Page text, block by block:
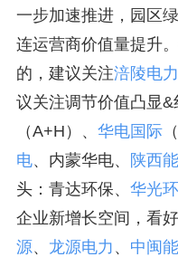
一步加速推进，园区
连运营商价值量提升
的，建议关注涪陵电力
议关注调节价值凸显&
（A+H）、 华电国际
电、内蒙华电、 陕西
头：青达环保、 华光
企业新增长空间，看
源、 龙源电力 、 中闽